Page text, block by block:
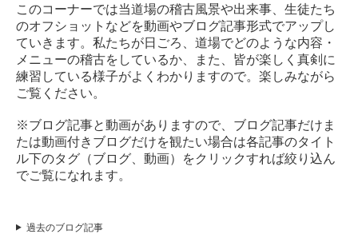
このコーナーでは当道場の稽古風景や出来事、生徒たち
のオフショットなどを動画やブログ記事形式でアップし
ていきます。私たちが日ごろ、道場でどのような内容・
メニューの稽古をしているか、また、皆が楽しく真剣に
練習している様子がよくわかりますので。楽しみながら
ご覧ください。
※ブログ記事と動画がありますので、ブログ記事だけま
たは動画付きブログだけを観たい場合は各記事のタイト
ル下のタグ（ブログ、動画）をクリックすれば絞り込ん
でご覧になれます。
過去のブログ記事